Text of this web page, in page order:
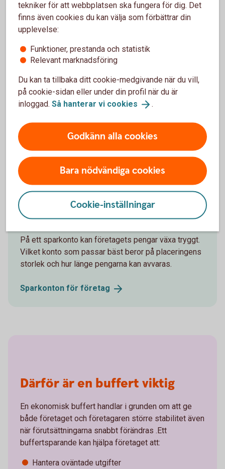
sparande i företagets namn. Vanligt är att buffertpengar
placeras på sparkonton eller i andra placeringar med låg
risk och god tillgänglighet.
Vilken sparform som passar bäst beror på företagets
ekonomi, likviditetsbehov och hur länge pengarna kan
avvaras.
avkastning. Investeringar i finansiella instrument innebär
en risk och du kan förlora hela eller delar av ditt
investerade kapital. Faktablad och informationsbroschyr
för fonder finns i
Sparkonton för företag
På ett sparkonto kan företagets pengar växa tryggt.
Vilket konto som passar bäst beror på placeringens
storlek och hur länge pengarna kan avvaras.
Sparkonton för företag
Därför är en buffert viktig
En ekonomisk buffert handlar i grunden om att ge
både företaget och företagaren större stabilitet även
när förutsättningarna snabbt förändras .Ett
buffertsparande kan hjälpa företaget att:
Hantera oväntade utgifter
tekniker för att webbplatsen ska fungera för dig. Det
finns även cookies du kan välja som förbättrar din
upplevelse:
Funktioner, prestanda och statistik
Relevant marknadsföring
Du kan ta tillbaka ditt cookie-medgivande när du vill,
på cookie-sidan eller under din profil när du är
inloggad. Så hanterar vi cookies .
Godkänn alla cookies
Bara nödvändiga cookies
Cookie-inställningar